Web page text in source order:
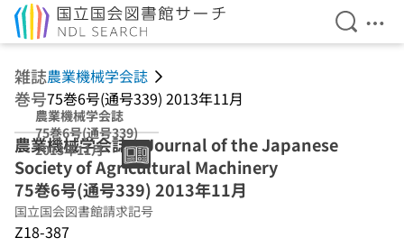
検索を
メ
雑誌農業機械学会誌
巻号75巻6号(通号339) 2013年11月
農業機械学会誌
75巻6号(通号339)
2013年11月
農業機械学会誌 = Journal of the Japanese
Society of Agricultural Machinery
75巻6号(通号339) 2013年11月
国立国会図書館請求記号
Z18-387